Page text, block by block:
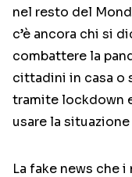
nel resto del
c’è ancora chi si
combattere la
cittadini in casa o
tramite lockdown
usare la
La fake news che